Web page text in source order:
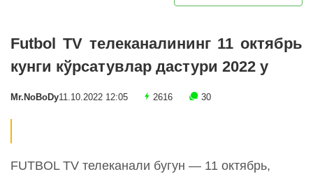
Futbol TV телеканалининг 11 октябрь
кунги кўрсатувлар дастури 2022 y
Mr.NoBoDy11.10.2022 12:05 2616 30
FUTBOL TV телеканали бугун — 11 октябрь,